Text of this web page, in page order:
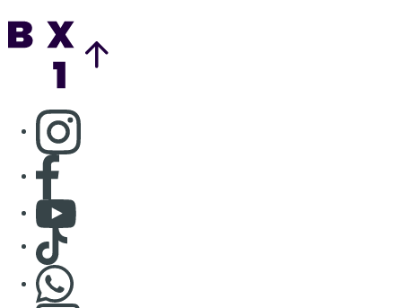
S'abonner à notre newsletter
Connaître BX1
Publicité
Offres d'emploi
Contact
Mentions légales
Politique de cookies (UE)
Gérer les cookies